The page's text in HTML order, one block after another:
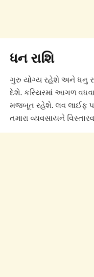
ધન રાશિ
ગુરુ યોગ્ય રહેશે અને ધનુ
દેશે. કરિયરમાં આગળ
મજબૂત રહેશે. લવ લાઈફ
તમારા વ્યવસાયને